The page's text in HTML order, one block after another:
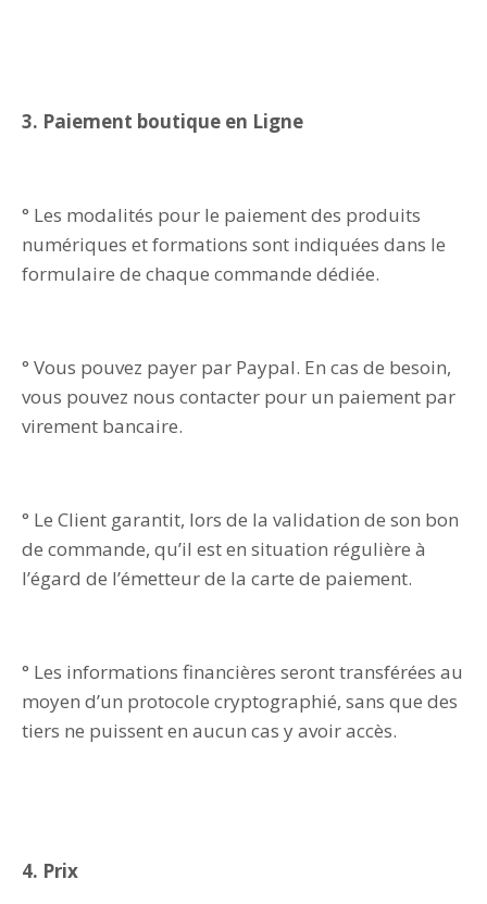
3. Paiement boutique en Ligne
° Les modalités pour le paiement des produits
numériques et formations sont indiquées dans le
formulaire de chaque commande dédiée.
° Vous pouvez payer par Paypal. En cas de besoin,
vous pouvez nous contacter pour un paiement par
virement bancaire.
° Le Client garantit, lors de la validation de son bon
de commande, qu’il est en situation régulière à
l’égard de l’émetteur de la carte de paiement.
° Les informations financières seront transférées au
moyen d’un protocole cryptographié, sans que des
tiers ne puissent en aucun cas y avoir accès.
4. Prix